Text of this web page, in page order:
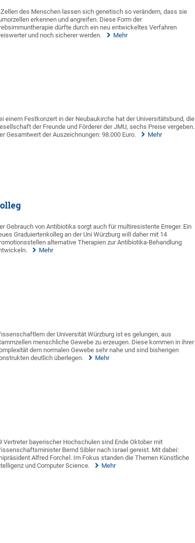
des Menschen lassen sich genetisch so verändern, dass sie
erkennen und angreifen. Diese Form der
dürfte durch ein neu entwickeltes Verfahren
und noch sicherer werden.
Mehr
einem Festkonzert in der Neubaukirche hat der Universitätsbund, die
der Freunde und Förderer der JMU, sechs Preise vergeben.
Gesamtwert der Auszeichnungen: 98.000 Euro.
Mehr
Gebrauch von Antibiotika sorgt auch für multiresistente Erreger. Ein
Graduiertenkolleg an der Uni Würzburg will daher mit 14
alternative Therapien zur Antibiotika-Behandlung
Mehr
der Universität Würzburg ist es gelungen, aus
menschliche Gewebe zu erzeugen. Diese kommen in ihrer
dem normalen Gewebe sehr nahe und sind bisherigen
deutlich überlegen.
Mehr
Vertreter bayerischer Hochschulen sind Ende Oktober mit
Bernd Sibler nach Israel gereist. Mit dabei:
Alfred Forchel. Im Fokus standen die Themen Künstliche
und Computer Science.
Mehr